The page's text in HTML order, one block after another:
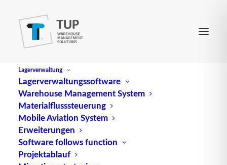
Lagerverwaltung
Lagerverwaltungssoftware
Warehouse Management System
Materialflusssteuerung
Mobile Aviation System
Erweiterungen
Software follows function
Projektablauf